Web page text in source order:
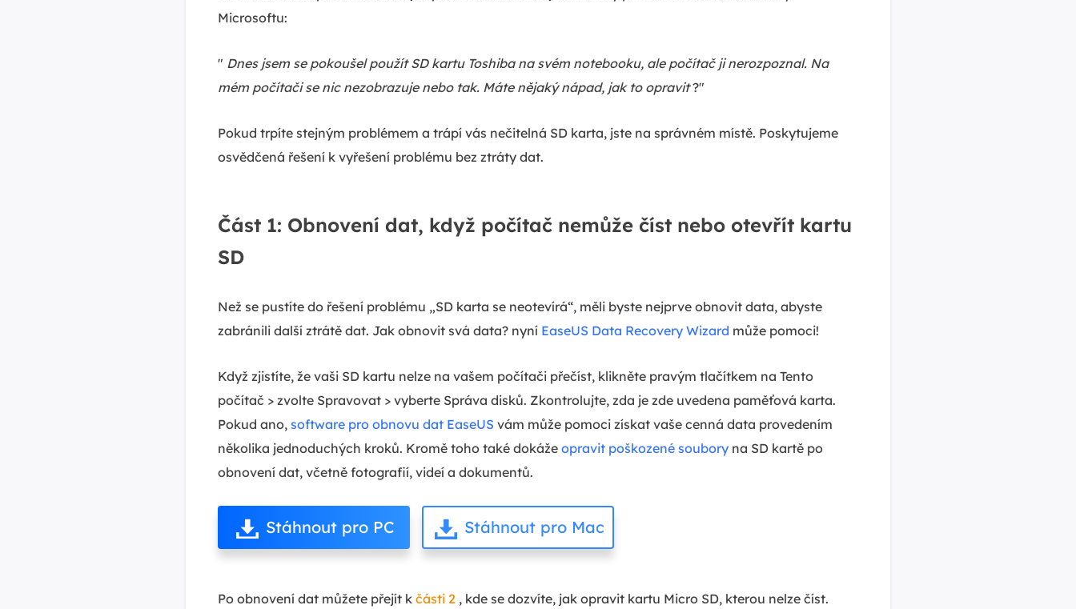
Microsoftu:
" Dnes jsem se pokoušel použít SD kartu Toshiba na svém notebooku, ale počítač ji nerozpoznal. Na
mém počítači se nic nezobrazuje nebo tak. Máte nějaký nápad, jak to opravit?"
Pokud trpíte stejným problémem a trápí vás nečitelná SD karta, jste na správném místě. Poskytujeme
osvědčená řešení k vyřešení problému bez ztráty dat.
Část 1: Obnovení dat, když počítač nemůže číst nebo otevřít kartu
SD
Než se pustíte do řešení problému „SD karta se neotevírá“, měli byste nejprve obnovit data, abyste
zabránili další ztrátě dat. Jak obnovit svá data? nyní EaseUS Data Recovery Wizard může pomoci!
Když zjistíte, že vaši SD kartu nelze na vašem počítači přečíst, klikněte pravým tlačítkem na Tento
počítač > zvolte Spravovat > vyberte Správa disků. Zkontrolujte, zda je zde uvedena paměťová karta.
Pokud ano, software pro obnovu dat EaseUS vám může pomoci získat vaše cenná data provedením
několika jednoduchých kroků. Kromě toho také dokáže opravit poškozené soubory na SD kartě po
obnovení dat, včetně fotografií, videí a dokumentů.
Stáhnout pro PC Stáhnout pro Mac
Po obnovení dat můžete přejít k části 2 , kde se dozvíte, jak opravit kartu Micro SD, kterou nelze číst.